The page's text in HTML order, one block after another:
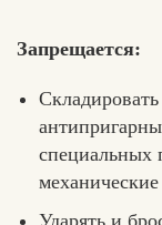
Запрещается:
специальных
Ударять и